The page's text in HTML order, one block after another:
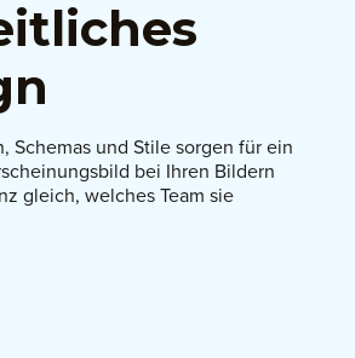
Schemas und Stile sorgen für ein
bei Ihren Bildern
gleich, welches Team sie